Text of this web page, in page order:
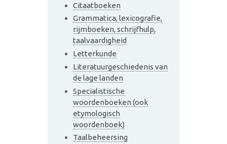
Citaatboeken
Grammatica, lexicografie,
rijmboeken, schrijfhulp,
taalvaardigheid
Letterkunde
Literatuurgeschiedenis van
de lage landen
Specialistische
woordenboeken (ook
etymologisch
woordenboek)
Taalbeheersing